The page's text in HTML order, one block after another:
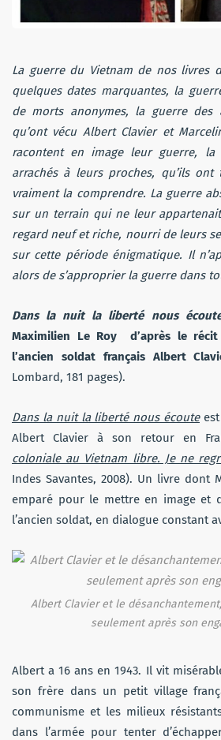
La guerre du Vietnam de nos livres
quelques dates marquantes, la
de morts anonymes, la guerre des
qu’ont vécu Albert Clavier et
racontent en image leur guerre,
arrachés à leurs proches, qu’ils ont
vraiment la comprendre. La guerre
sur un terrain qui ne leur
regard neuf et riche, nourri de leurs
sur cette période énigmatique. Il
alors de s’approprier la guerre dans
Dans la nuit la liberté nous
Maximilien Le Roy d’après le
l’ancien soldat français Albert
Lombard, 181 pages).
Dans la nuit la liberté nous écouteest
Albert Clavier à son retour en
coloniale au Vietnam libre. Je ne
Indes Savantes, 2008). Un livre dont
emparé pour le mettre en image et
l’ancien soldat, en dialogue constant
Albert Clavier et le
seulement après son
Albert a 16 ans en 1943. Il vit
son frère dans un petit village
communisme et les milieux
dans l’armée pour tenter